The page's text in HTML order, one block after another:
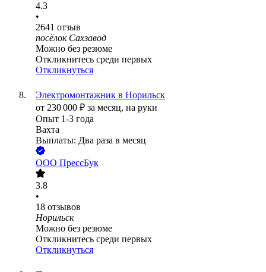
4.3
•
2641 отзыв
посёлок Сахзавод
Можно без резюме
Откликнитесь среди первых
Откликнуться
Электромонтажник в Норильск
от 230 000 ₽ за месяц, на руки
Опыт 1-3 года
Вахта
Выплаты: Два раза в месяц
ООО ПрессБук
3.8
•
18 отзывов
Норильск
Можно без резюме
Откликнитесь среди первых
Откликнуться